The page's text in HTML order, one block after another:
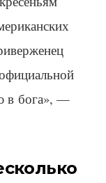
в бога», —